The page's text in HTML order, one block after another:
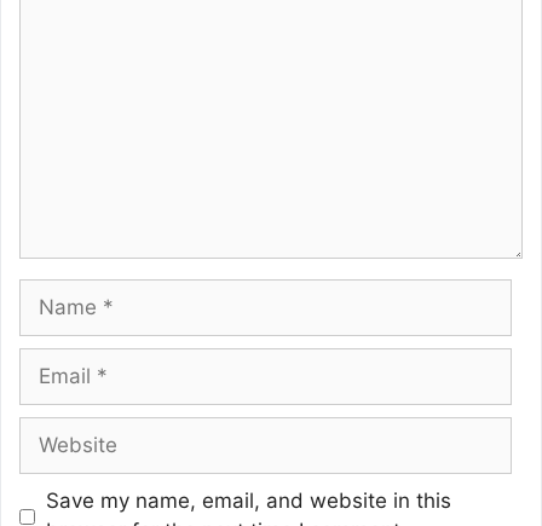
Name
Email
Website
Save my name, email, and website in this